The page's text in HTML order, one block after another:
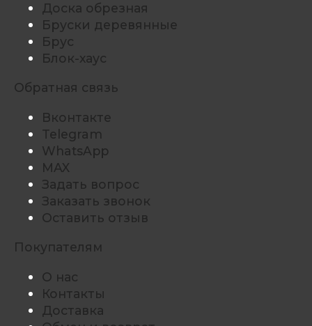
Доска обрезная
Бруски деревянные
Брус
Блок-хаус
Обратная связь
Вконтакте
Telegram
WhatsApp
MAX
Задать вопрос
Заказать звонок
Оставить отзыв
Покупателям
О нас
Контакты
Доставка